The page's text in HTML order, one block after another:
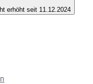
erhöht seit 11.12.2024